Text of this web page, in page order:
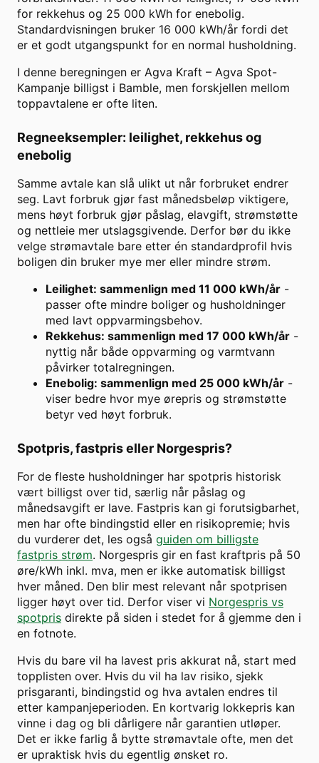
for rekkehus og 25 000 kWh for enebolig.
Standardvisningen bruker 16 000 kWh/år fordi det
er et godt utgangspunkt for en normal husholdning.
I denne beregningen er Agva Kraft – Agva Spot-
Kampanje billigst i Bamble, men forskjellen mellom
toppavtalene er ofte liten.
Regneeksempler: leilighet, rekkehus og
enebolig
Samme avtale kan slå ulikt ut når forbruket endrer
seg. Lavt forbruk gjør fast månedsbeløp viktigere,
mens høyt forbruk gjør påslag, elavgift, strømstøtte
og nettleie mer utslagsgivende. Derfor bør du ikke
velge strømavtale bare etter én standardprofil hvis
boligen din bruker mye mer eller mindre strøm.
Leilighet: sammenlign med 11 000 kWh/år -
passer ofte mindre boliger og husholdninger
med lavt oppvarmingsbehov.
Rekkehus: sammenlign med 17 000 kWh/år -
nyttig når både oppvarming og varmtvann
påvirker totalregningen.
Enebolig: sammenlign med 25 000 kWh/år -
viser bedre hvor mye ørepris og strømstøtte
betyr ved høyt forbruk.
Spotpris, fastpris eller Norgespris?
For de fleste husholdninger har spotpris historisk
vært billigst over tid, særlig når påslag og
månedsavgift er lave. Fastpris kan gi forutsigbarhet,
men har ofte bindingstid eller en risikopremie; hvis
du vurderer det, les også guiden om billigste
fastpris strøm. Norgespris gir en fast kraftpris på 50
øre/kWh inkl. mva, men er ikke automatisk billigst
hver måned. Den blir mest relevant når spotprisen
ligger høyt over tid. Derfor viser vi Norgespris vs
spotpris direkte på siden i stedet for å gjemme den i
en fotnote.
Hvis du bare vil ha lavest pris akkurat nå, start med
topplisten over. Hvis du vil ha lav risiko, sjekk
prisgaranti, bindingstid og hva avtalen endres til
etter kampanjeperioden. En kortvarig lokkepris kan
vinne i dag og bli dårligere når garantien utløper.
Det er ikke farlig å bytte strømavtale ofte, men det
er upraktisk hvis du egentlig ønsket ro.